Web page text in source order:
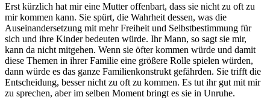
Erst kürzlich hat mir eine Mutter offenbart, dass sie nicht zu oft zu
mir kommen kann. Sie spürt, die Wahrheit dessen, was die
Auseinandersetzung mit mehr Freiheit und Selbstbestimmung für
sich und ihre Kinder bedeuten würde. Ihr Mann, so sagt sie mir,
kann da nicht mitgehen. Wenn sie öfter kommen würde und damit
diese Themen in ihrer Familie eine größere Rolle spielen würden,
dann würde es das ganze Familienkonstrukt gefährden. Sie trifft die
Entscheidung, besser nicht zu oft zu kommen. Es tut ihr gut mit mir
zu sprechen, aber im selben Moment bringt es sie in Unruhe.